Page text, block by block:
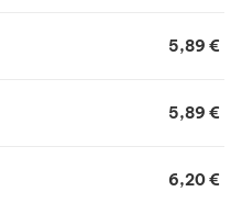
un choix idéal comme
5,89 €
5,89 €
6,20 €